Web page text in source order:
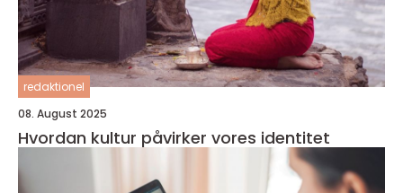
redaktionel
08. August 2025
Hvordan kultur påvirker vores identitet